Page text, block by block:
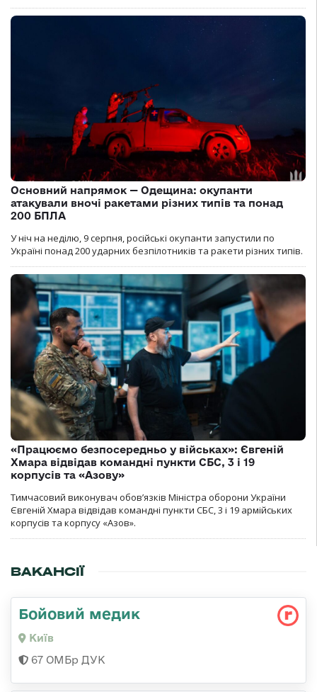
Основний напрямок — Одещина: окупанти
атакували вночі ракетами різних типів та понад
200 БПЛА
У ніч на неділю, 9 серпня, російські окупанти запустили по
Україні понад 200 ударних безпілотників та ракети різних типів.
«Працюємо безпосередньо у військах»: Євгеній
Хмара відвідав командні пункти СБС, 3 і 19
корпусів та «Азову»
Тимчасовий виконувач обов’язків Міністра оборони України
Євгеній Хмара відвідав командні пункти СБС, 3 і 19 армійських
корпусів та корпусу «Азов».
ВАКАНСІЇ
Бойовий медик
Київ
67 ОМБр ДУК